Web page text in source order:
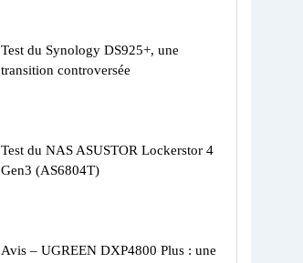
Test du Synology DS925+, une
transition controversée
Test du NAS ASUSTOR Lockerstor 4
Gen3 (AS6804T)
Avis – UGREEN DXP4800 Plus : une